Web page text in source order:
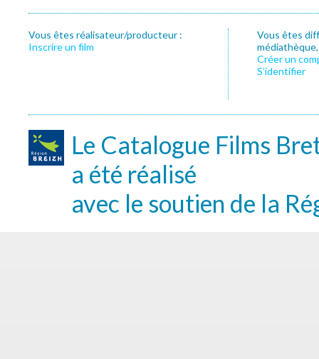
Vous êtes réalisateur/producteur :
Inscrire un film
Vous êtes
Créer un
S’identifier
Le Catalogue Films
a été réalisé
avec le soutien de la